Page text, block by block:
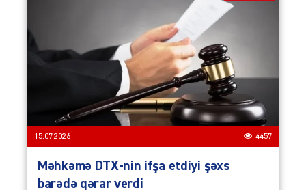
15.07.2026 4457
Məhkəmə DTX-nin ifşa etdiyi şəxs
barədə qərar verdi